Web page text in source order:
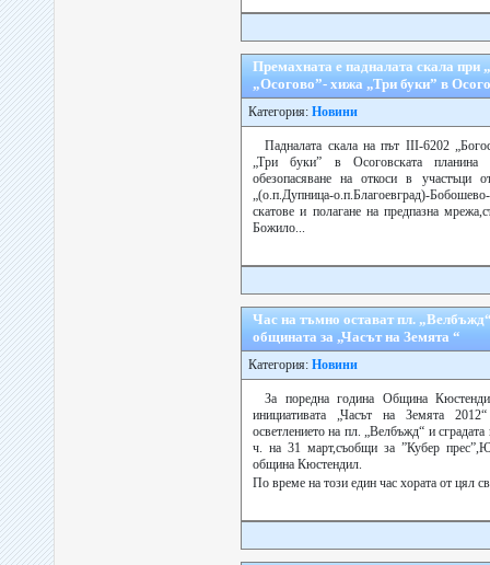
Премахната е падналата скала при
„Осогово”- хижа „Три буки” в
Категория: Новини
Падналата скала на път ІІІ-6202
„Три буки” в Осоговската планина
обезопасяване на откоси в участъци
„(о.п.Дупница-о.п.Благоевград)-
скатове и полагане на предпазна
Божило...
Час на тъмно остават пл.
общината за „Часът на Земята “
Категория: Новини
За поредна година Община
инициативата „Часът на Земята
осветлението на пл. „Велбъжд“ и
ч. на 31 март,съобщи за ”Кубер
община Кюстендил.
По време на този един час хората от цял